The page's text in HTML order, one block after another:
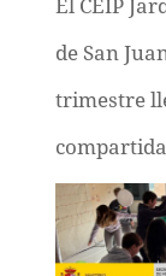
El CEIP
de San
trimestre